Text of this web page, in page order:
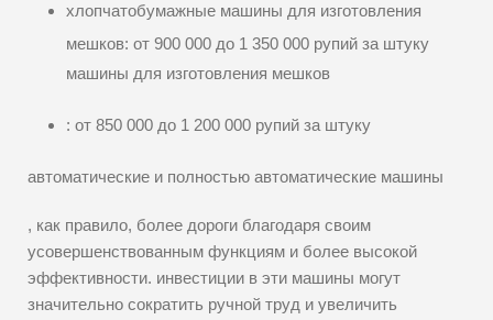
хлопчатобумажные машины для изготовления
мешков: от 900 000 до 1 350 000 рупий за штуку
машины для изготовления мешков
: от 850 000 до 1 200 000 рупий за штуку
автоматические и полностью автоматические машины
, как правило, более дороги благодаря своим
усовершенствованным функциям и более высокой
эффективности. инвестиции в эти машины могут
значительно сократить ручной труд и увеличить